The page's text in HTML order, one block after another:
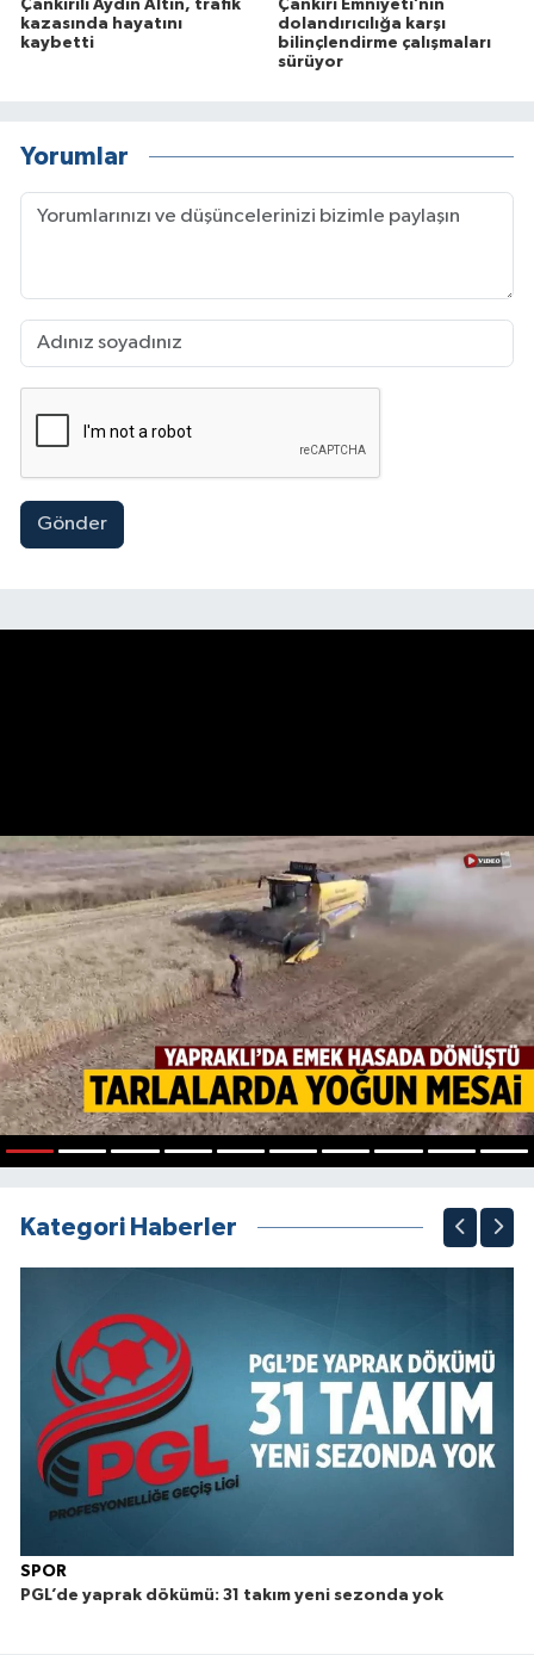
Çankırılı Aydın Altın, trafik
kazasında hayatını
kaybetti
Çankırı Emniyeti’nin
dolandırıcılığa karşı
bilinçlendirme çalışmaları
sürüyor
Yorumlar
Gönder
Kategori Haberler
SPOR
PGL’de yaprak dökümü: 31 takım yeni sezonda yok